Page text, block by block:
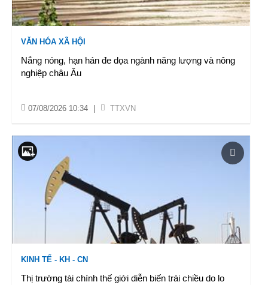
VĂN HÓA XÃ HỘI
Nắng nóng, hạn hán đe dọa ngành năng lượng và nông
nghiệp châu Âu
07/08/2026 10:34 TTXVN
KINH TẾ - KH - CN
Thị trường tài chính thế giới diễn biến trái chiều do lo